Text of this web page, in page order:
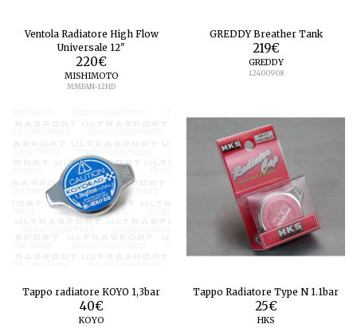
Ventola Radiatore High Flow
Universale 12"
220€
MISHIMOTO
MMFAN-12HD
GREDDY Breather Tank
219€
GREDDY
12400908
Tappo radiatore KOYO 1,3bar
40€
KOYO
Tappo Radiatore Type N 1.1bar
25€
HKS